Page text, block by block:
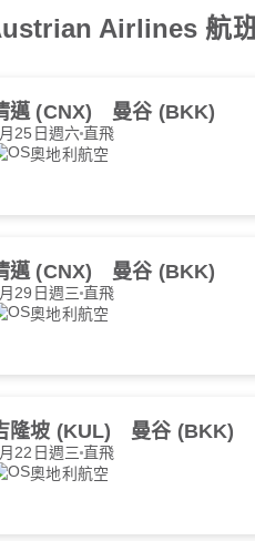
Airlines 航
邁 (CNX) 曼谷 (BKK)
25日週六直飛
奧地利航空
邁 (CNX) 曼谷 (BKK)
29日週三 直飛
奧地利航空
隆坡 (KUL) 曼谷 (BKK)
22日週三 直飛
奧地利航空